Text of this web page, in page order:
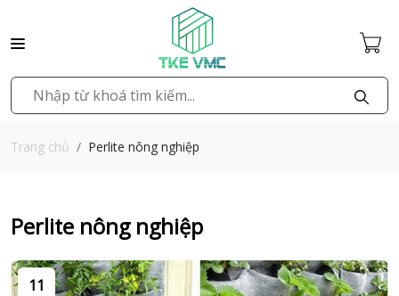
Trang chủ Perlite nông nghiệp
Perlite nông nghiệp
11